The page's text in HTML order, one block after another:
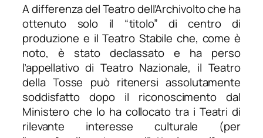
A differenza del Teatro dell’Archivolto che ha
ottenuto solo il “titolo” di centro di
produzione e il Teatro Stabile che, come è
noto, è stato declassato e ha perso
l’appellativo di Teatro Nazionale, il Teatro
della Tosse può ritenersi assolutamente
soddisfatto dopo il riconoscimento dal
Ministero che lo ha collocato tra i Teatri di
rilevante interesse culturale (per